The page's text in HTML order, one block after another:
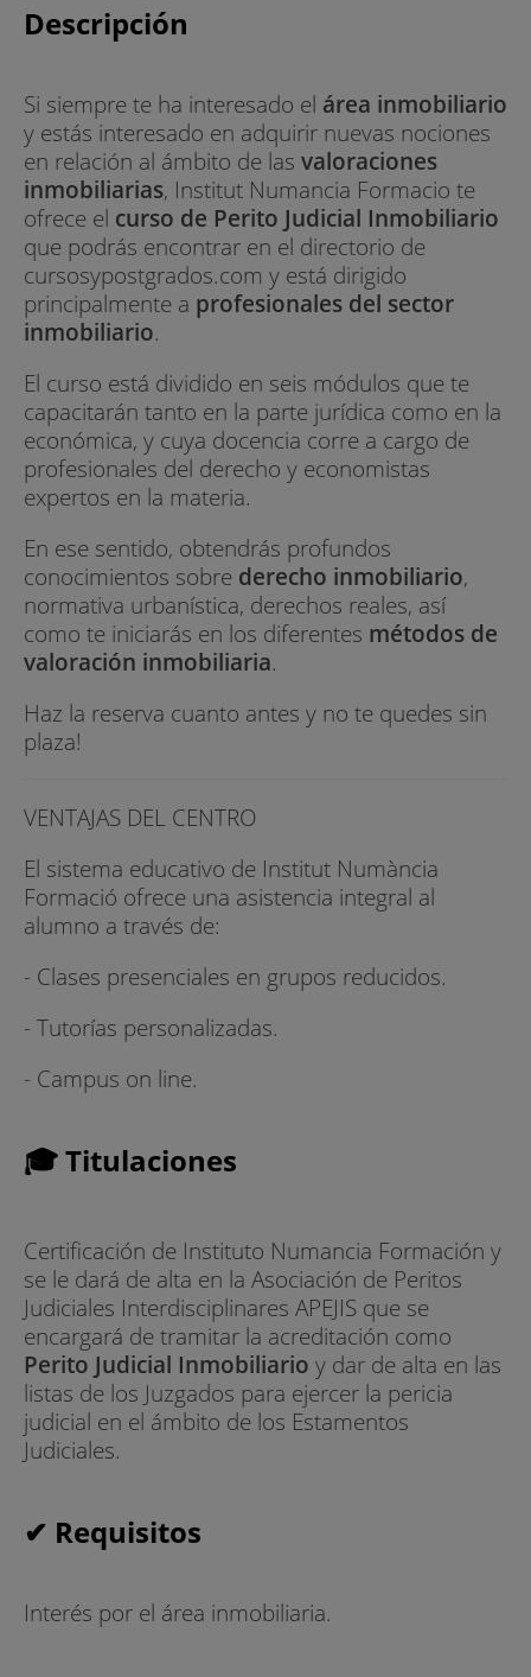
Descripción
Si siempre te ha interesado el área inmobiliario
y estás interesado en adquirir nuevas nociones
en relación al ámbito de las valoraciones
inmobiliarias, Institut Numancia Formacio te
ofrece el curso de Perito Judicial Inmobiliario
que podrás encontrar en el directorio de
cursosypostgrados.com y está dirigido
principalmente a profesionales del sector
inmobiliario.
El curso está dividido en seis módulos que te
capacitarán tanto en la parte jurídica como en la
económica, y cuya docencia corre a cargo de
profesionales del derecho y economistas
expertos en la materia.
En ese sentido, obtendrás profundos
conocimientos sobre derecho inmobiliario,
normativa urbanística, derechos reales, así
como te iniciarás en los diferentes métodos de
valoración inmobiliaria.
Haz la reserva cuanto antes y no te quedes sin
plaza!
VENTAJAS DEL CENTRO
El sistema educativo de Institut Numància
Formació ofrece una asistencia integral al
alumno a través de:
- Clases presenciales en grupos reducidos.
- Tutorías personalizadas.
- Campus on line.
🎓 Titulaciones
Certificación de Instituto Numancia Formación y
se le dará de alta en la Asociación de Peritos
Judiciales Interdisciplinares APEJIS que se
encargará de tramitar la acreditación como
Perito Judicial Inmobiliario y dar de alta en las
listas de los Juzgados para ejercer la pericia
judicial en el ámbito de los Estamentos
Judiciales.
✔ Requisitos
Interés por el área inmobiliaria.